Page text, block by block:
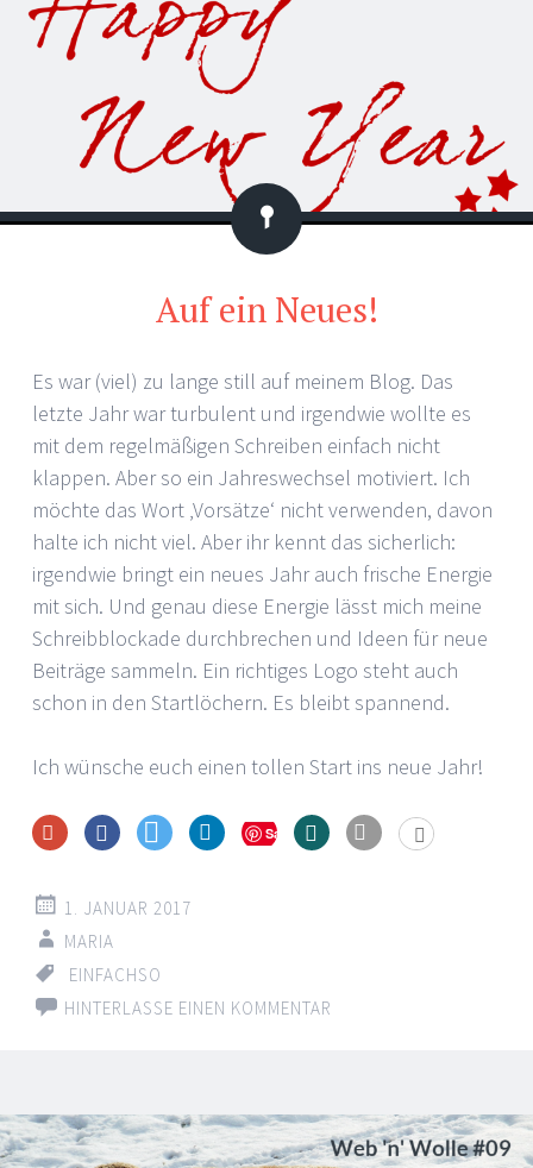
Statusmitteilung
Auf ein Neues!
Es war (viel) zu lange still auf meinem Blog. Das
letzte Jahr war turbulent und irgendwie wollte es
mit dem regelmäßigen Schreiben einfach nicht
klappen. Aber so ein Jahreswechsel motiviert. Ich
möchte das Wort ‚Vorsätze‘ nicht verwenden, davon
halte ich nicht viel. Aber ihr kennt das sicherlich:
irgendwie bringt ein neues Jahr auch frische Energie
mit sich. Und genau diese Energie lässt mich meine
Schreibblockade durchbrechen und Ideen für neue
Beiträge sammeln. Ein richtiges Logo steht auch
schon in den Startlöchern. Es bleibt spannend.
Ich wünsche euch einen tollen Start ins neue Jahr!
Save
1. JANUAR 2017
MARIA
EINFACHSO
HINTERLASSE EINEN KOMMENTAR